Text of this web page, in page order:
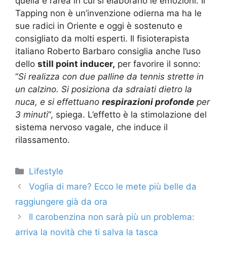
Tapping non è un’invenzione odierna ma ha le
sue radici in Oriente e oggi è sostenuto e
consigliato da molti esperti. Il fisioterapista
italiano Roberto Barbaro consiglia anche l’uso
dello still point inducer, per favorire il sonno:
“Si realizza con due palline da tennis strette in
un calzino. Si posiziona da sdraiati dietro la
nuca, e si effettuano respirazioni profonde per
3 minuti“, spiega. L’effetto è la stimolazione del
sistema nervoso vagale, che induce il
rilassamento.
Categorie
Lifestyle
Voglia di mare? Ecco le mete più belle da
raggiungere già da ora
Il carobenzina non sarà più un problema:
arriva la novità che ti salva la tasca